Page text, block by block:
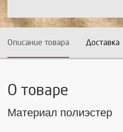
Описание товара Доставка
О товаре
Материал полиэстер